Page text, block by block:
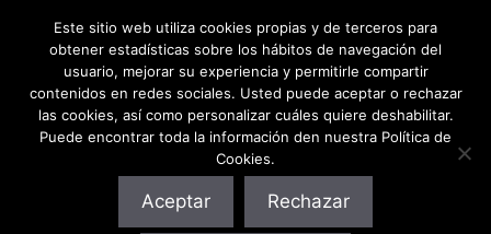
Este sitio web utiliza cookies propias y de terceros para
obtener estadísticas sobre los hábitos de navegación del
usuario, mejorar su experiencia y permitirle compartir
contenidos en redes sociales. Usted puede aceptar o rechazar
las cookies, así como personalizar cuáles quiere deshabilitar.
Puede encontrar toda la información den nuestra Política de
Cookies.
Aceptar Rechazar